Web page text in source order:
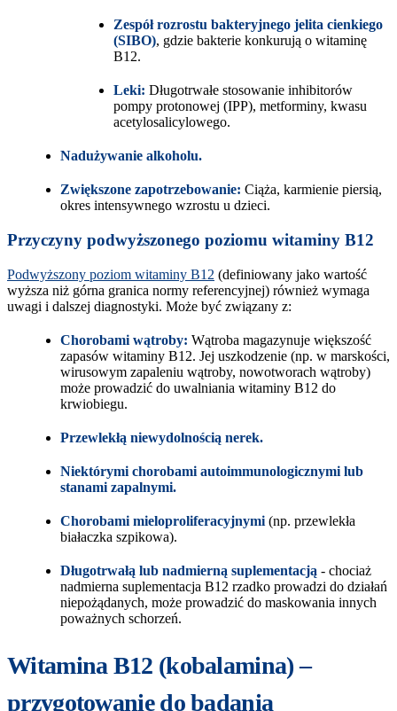
Zespół rozrostu bakteryjnego jelita cienkiego
(SIBO), gdzie bakterie konkurują o witaminę
B12.
Leki: Długotrwałe stosowanie inhibitorów
pompy protonowej (IPP), metforminy, kwasu
acetylosalicylowego.
Nadużywanie alkoholu.
Zwiększone zapotrzebowanie: Ciąża, karmienie piersią,
okres intensywnego wzrostu u dzieci.
Przyczyny podwyższonego poziomu witaminy B12
Podwyższony poziom witaminy B12 (definiowany jako wartość
wyższa niż górna granica normy referencyjnej) również wymaga
uwagi i dalszej diagnostyki. Może być związany z:
Chorobami wątroby: Wątroba magazynuje większość
zapasów witaminy B12. Jej uszkodzenie (np. w marskości,
wirusowym zapaleniu wątroby, nowotworach wątroby)
może prowadzić do uwalniania witaminy B12 do
krwiobiegu.
Przewlekłą niewydolnością nerek.
Niektórymi chorobami autoimmunologicznymi lub
stanami zapalnymi.
Chorobami mieloproliferacyjnymi (np. przewlekła
białaczka szpikowa).
Długotrwałą lub nadmierną suplementacją - chociaż
nadmierna suplementacja B12​ rzadko prowadzi do działań
niepożądanych, może prowadzić do maskowania innych
poważnych schorzeń.
Witamina B12 (kobalamina) –
przygotowanie do badania